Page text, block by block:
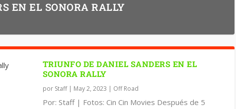
EN EL SONORA RALLY
TRIUNFO DE DANIEL SANDERS EN EL
SONORA RALLY
por Staff| May 2, 2023 | Off Road
Por: Staff | Fotos: Cin Cin Movies Después de 5